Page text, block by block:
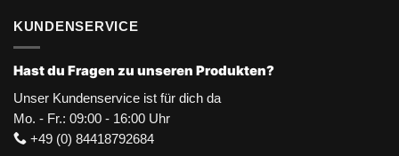
KUNDENSERVICE
Hast du Fragen zu unseren Produkten?
Unser Kundenservice ist für dich da
Mo. - Fr.: 09:00 - 16:00 Uhr
+49 (0) 84418792684